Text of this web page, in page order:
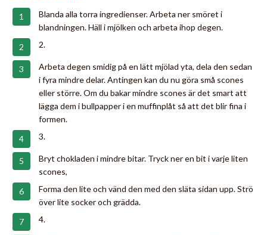
Blanda alla torra ingredienser. Arbeta ner smöret i
blandningen. Häll i mjölken och arbeta ihop degen.
2.
Arbeta degen smidig på en lätt mjölad yta, dela den sedan
i fyra mindre delar. Antingen kan du nu göra små scones
eller större. Om du bakar mindre scones är det smart att
lägga dem i bullpapper i en muffinplåt så att det blir fina i
formen.
3.
Bryt chokladen i mindre bitar. Tryck ner en bit i varje liten
scones,
Forma den lite och vänd den med den släta sidan upp. Strö
över lite socker och grädda.
4.